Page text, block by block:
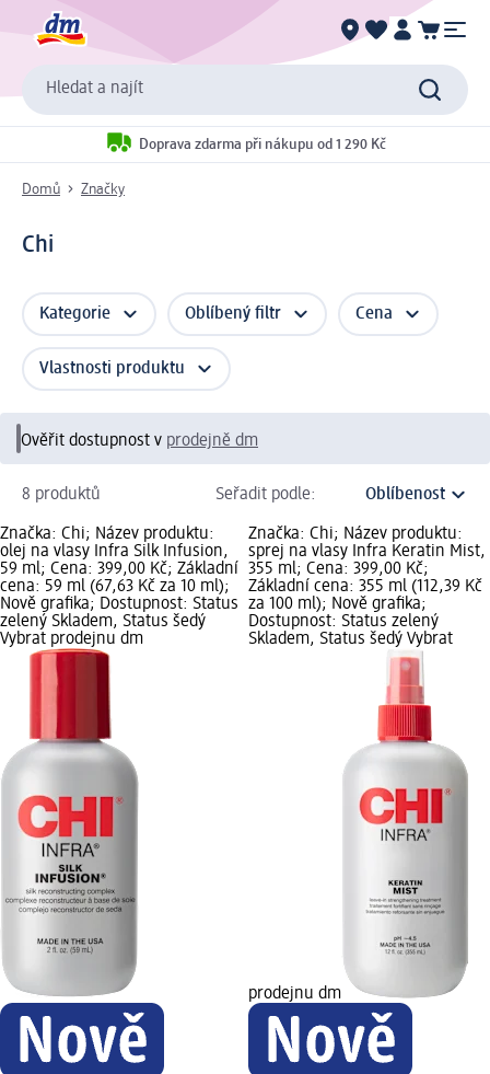
Hledat a najít
Doprava zdarma při nákupu od 1 290 Kč
Domů Značky
Chi
Kategorie Oblíbený filtr Cena
Vlastnosti produktu
Ověřit dostupnost v prodejně dm
8 produktů Seřadit podle:
Značka: Chi; Název produktu:
olej na vlasy Infra Silk Infusion,
59 ml; Cena: 399,00 Kč; Základní
cena: 59 ml (67,63 Kč za 10 ml);
Nově grafika; Dostupnost: Status
zelený Skladem, Status šedý
Vybrat prodejnu dm
Značka: Chi; Název produktu:
sprej na vlasy Infra Keratin Mist,
355 ml; Cena: 399,00 Kč;
Základní cena: 355 ml (112,39 Kč
za 100 ml); Nově grafika;
Dostupnost: Status zelený
Skladem, Status šedý Vybrat
prodejnu dm